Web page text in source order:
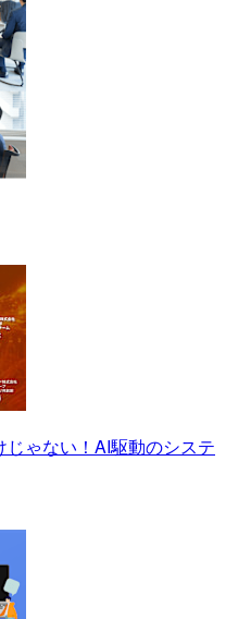
じゃない！AI駆動のシステ